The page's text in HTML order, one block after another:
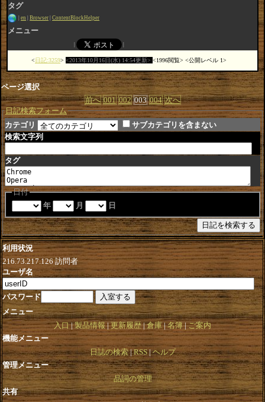
タグ
en Browser ContentBlockHelper
メニュー
日記:3259 2013年10月16日(水) 14:54更新 1996閲覧 公開レベル 1
ページ選択
前へ 001 002 003 004 次へ
日記検索フォーム
カテゴリ
サブカテゴリを含まない
検索文字列
タグ
日付
年
月 日
利用状況
216.73.217.126訪問者
ユーザ名
パスワード
メニュー
入口 製品情報 更新履歴 倉庫 名簿 ご案内
機能メニュー
日誌の検索 RSS ヘルプ
管理メニュー
品詞の管理
共有